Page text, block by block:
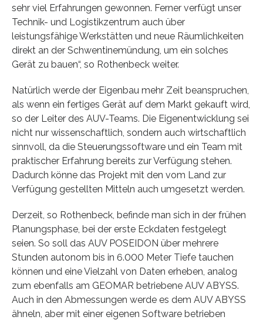
sehr viel Erfahrungen gewonnen. Ferner verfügt unser
Technik- und Logistikzentrum auch über
leistungsfähige Werkstätten und neue Räumlichkeiten
direkt an der Schwentinemündung, um ein solches
Gerät zu bauen“, so Rothenbeck weiter.
Natürlich werde der Eigenbau mehr Zeit beanspruchen,
als wenn ein fertiges Gerät auf dem Markt gekauft wird,
so der Leiter des AUV-Teams. Die Eigenentwicklung sei
nicht nur wissenschaftlich, sondern auch wirtschaftlich
sinnvoll, da die Steuerungssoftware und ein Team mit
praktischer Erfahrung bereits zur Verfügung stehen.
Dadurch könne das Projekt mit den vom Land zur
Verfügung gestellten Mitteln auch umgesetzt werden.
Derzeit, so Rothenbeck, befinde man sich in der frühen
Planungsphase, bei der erste Eckdaten festgelegt
seien. So soll das AUV POSEIDON über mehrere
Stunden autonom bis in 6.000 Meter Tiefe tauchen
können und eine Vielzahl von Daten erheben, analog
zum ebenfalls am GEOMAR betriebene AUV ABYSS.
Auch in den Abmessungen werde es dem AUV ABYSS
ähneln, aber mit einer eigenen Software betrieben